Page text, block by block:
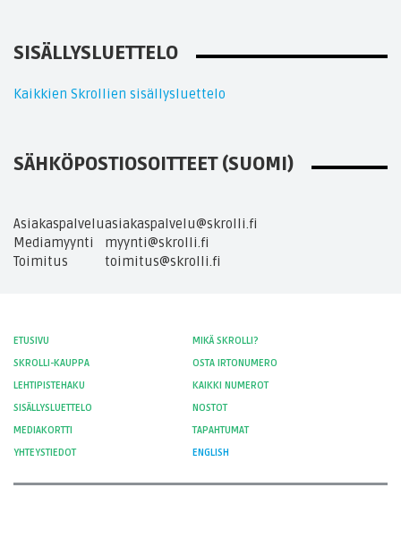
SISÄLLYSLUETTELO
Kaikkien Skrollien sisällysluettelo
SÄHKÖPOSTIOSOITTEET (SUOMI)
Asiakaspalveluasiakaspalvelu@skrolli.fi
Mediamyynti
myynti@skrolli.fi
Toimitus
toimitus@skrolli.fi
ETUSIVU
MIKÄ SKROLLI?
SKROLLI-KAUPPA
OSTA IRTONUMERO
LEHTIPISTEHAKU
KAIKKI NUMEROT
SISÄLLYSLUETTELO
NOSTOT
MEDIAKORTTI
TAPAHTUMAT
YHTEYSTIEDOT
ENGLISH